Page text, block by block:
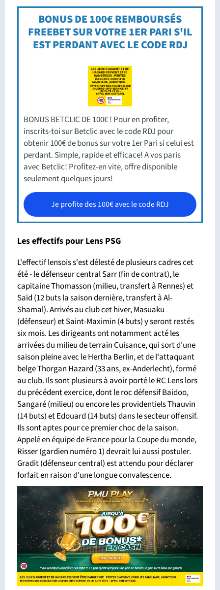
BONUS DE 100€ REMBOURSÉS
FREEBET SUR VOTRE 1ER PARI S'IL
EST PERDANT AVEC LE CODE RDJ
BONUS BETCLIC DE 100€ ! Pour en profiter,
inscrits-toi sur Betclic avec le code RDJ pour
obtenir 100€ de bonus sur votre 1er Pari si celui est
perdant. Simple, rapide et efficace! A vos paris
avec Betclic! Profitez-en vite, offre disponible
seulement quelques jours!
Je profite des 100€ avec le code RDJ
Les effectifs pour Lens PSG
L'effectif lensois s'est délesté de plusieurs cadres cet
été - le défenseur central Sarr (fin de contrat), le
capitaine Thomasson (milieu, transfert à Rennes) et
Saïd (12 buts la saison dernière, transfert à Al-
Shamal). Arrivés au club cet hiver, Masuaku
(défenseur) et Saint-Maximin (4 buts) y seront restés
six mois. Les dirigeants ont notamment acté les
arrivées du milieu de terrain Cuisance, qui sort d'une
saison pleine avec le Hertha Berlin, et de l'attaquant
belge Thorgan Hazard (33 ans, ex-Anderlecht), formé
au club. Ils sont plusieurs à avoir porté le RC Lens lors
du précédent exercice, dont le roc défensif Baidoo,
Sangaré (milieu) ou encore les providentiels Thauvin
(14 buts) et Edouard (14 buts) dans le secteur offensif.
Ils sont aptes pour ce premier choc de la saison.
Appelé en équipe de France pour la Coupe du monde,
Risser (gardien numéro 1) devrait lui aussi postuler.
Gradit (défenseur central) est attendu pour déclarer
forfait en raison d'une longue convalescence.